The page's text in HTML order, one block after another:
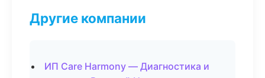
Другие компании
ИП Care Harmony — Диагностика и